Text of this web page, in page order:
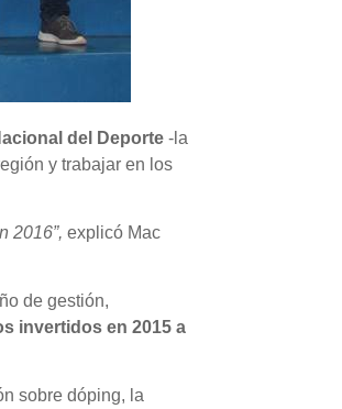
del Deporte -la
y trabajar en los
2016”, explicó Mac
de gestión,
invertidos en 2015 a
sobre dóping, la